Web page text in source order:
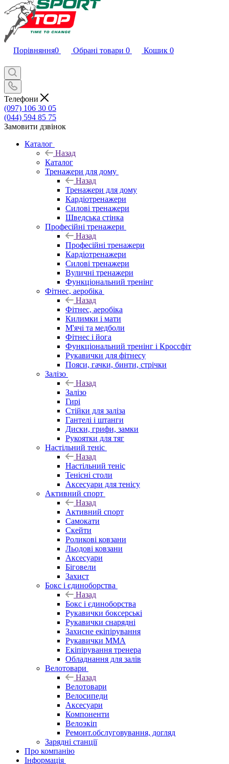
Порівняння0 Обрані товари 0 Кошик 0
Телефони
(097) 106 30 05
(044) 594 85 75
Замовити дзвінок
Каталог
Назад
Каталог
Тренажери для дому
Назад
Тренажери для дому
Кардіотренажери
Силові тренажери
Шведська стінка
Професійні тренажери
Назад
Професійні тренажери
Кардіотренажери
Силові тренажери
Вуличні тренажери
Функціональний тренінг
Фітнес, аеробіка
Назад
Фітнес, аеробіка
Килимки і мати
М'ячі та медболи
Фітнес і йога
Функціональний тренінг і Кроссфіт
Рукавички для фітнесу
Пояси, гачки, бинти, стрічки
Залізо
Назад
Залізо
Гирі
Стійки для заліза
Гантелі і штанги
Диски, грифи, замки
Рукоятки для тяг
Настільний теніс
Назад
Настільний теніс
Тенісні столи
Аксесуари для тенісу
Активний спорт
Назад
Активний спорт
Самокати
Скейти
Роликові ковзани
Льодові ковзани
Аксесуари
Біговели
Захист
Бокс і єдиноборства
Назад
Бокс і єдиноборства
Рукавички боксерські
Рукавички снарядні
Захисне екіпірування
Рукавички ММА
Екіпірування тренера
Обладнання для залів
Велотовари
Назад
Велотовари
Велосипеди
Аксесуари
Компоненти
Велоэкіп
Ремонт.обслуговування, догляд
Зарядні станції
Про компанію
Інформація